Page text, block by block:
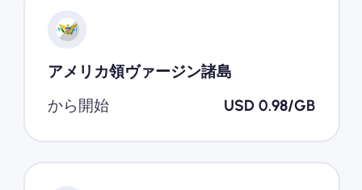
アメリカ領ヴァージン諸島
から開始
USD 0.98/GB